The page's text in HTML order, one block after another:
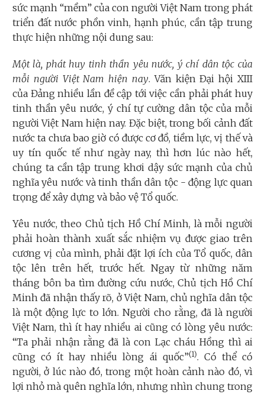
sức mạnh “mềm” của con người Việt Nam trong phát
triển đất nước phồn vinh, hạnh phúc, cần tập trung
thực hiện những nội dung sau:
Một là, phát huy tinh thần yêu nước, ý chí dân tộc của
mỗi người Việt Nam hiện nay. Văn kiện Đại hội XIII
của Đảng nhiều lần đề cập tới việc cần phải phát huy
tinh thần yêu nước, ý chí tự cường dân tộc của mỗi
người Việt Nam hiện nay. Đặc biệt, trong bối cảnh đất
nước ta chưa bao giờ có được cơ đồ, tiềm lực, vị thế và
uy tín quốc tế như ngày nay, thì hơn lúc nào hết,
chúng ta cần tập trung khơi dậy sức mạnh của chủ
nghĩa yêu nước và tinh thần dân tộc - động lực quan
trọng để xây dựng và bảo vệ Tổ quốc.
Yêu nước, theo Chủ tịch Hồ Chí Minh, là mỗi người
phải hoàn thành xuất sắc nhiệm vụ được giao trên
cương vị của mình, phải đặt lợi ích của Tổ quốc, dân
tộc lên trên hết, trước hết. Ngay từ những năm
tháng bôn ba tìm đường cứu nước, Chủ tịch Hồ Chí
Minh đã nhận thấy rõ, ở Việt Nam, chủ nghĩa dân tộc
là một động lực to lớn. Người cho rằng, đã là người
Việt Nam, thì ít hay nhiều ai cũng có lòng yêu nước:
“Ta phải nhận rằng đã là con Lạc cháu Hồng thì ai
cũng có ít hay nhiều lòng ái quốc”(1). Có thể có
người, ở lúc nào đó, trong một hoàn cảnh nào đó, vì
lợi nhỏ mà quên nghĩa lớn, nhưng nhìn chung trong